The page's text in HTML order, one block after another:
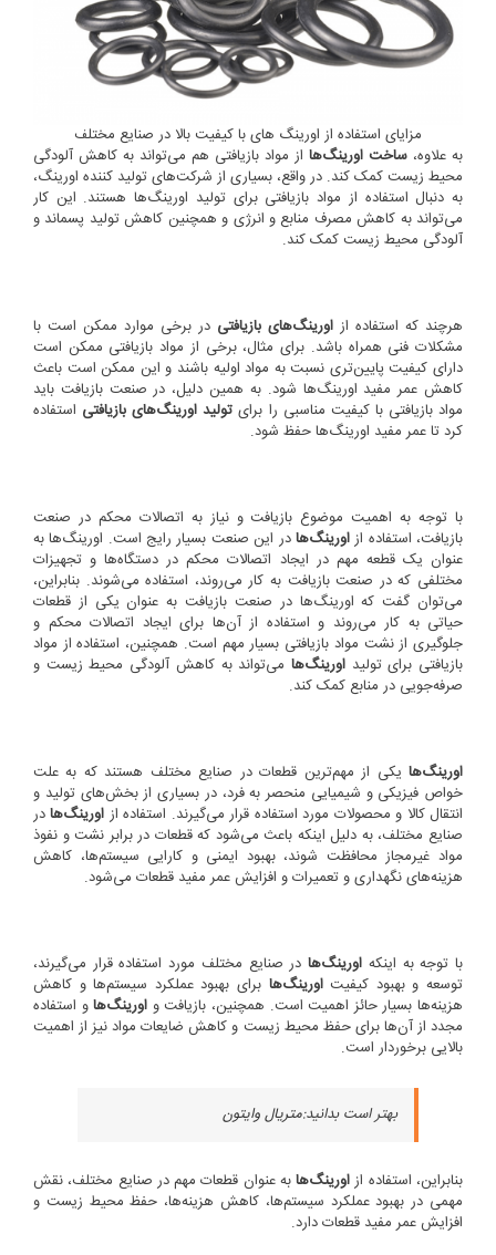
مزایای استفاده از اورینگ های با کیفیت بالا در صنایع مختلف
به علاوه، ساخت اورینگ‌ها از مواد بازیافتی هم می‌تواند به کاهش آلودگی
محیط زیست کمک کند. در واقع، بسیاری از شرکت‌های تولید کننده اورینگ،
به دنبال استفاده از مواد بازیافتی برای تولید اورینگ‌ها هستند. این کار
می‌تواند به کاهش مصرف منابع و انرژی و همچنین کاهش تولید پسماند و
آلودگی محیط زیست کمک کند.
هرچند که استفاده از اورینگ‌های بازیافتی در برخی موارد ممکن است با
مشکلات فنی همراه باشد. برای مثال، برخی از مواد بازیافتی ممکن است
دارای کیفیت پایین‌تری نسبت به مواد اولیه باشند و این ممکن است باعث
کاهش عمر مفید اورینگ‌ها شود. به همین دلیل، در صنعت بازیافت باید
مواد بازیافتی با کیفیت مناسبی را برای تولید اورینگ‌های بازیافتی استفاده
کرد تا عمر مفید اورینگ‌ها حفظ شود.
با توجه به اهمیت موضوع بازیافت و نیاز به اتصالات محکم در صنعت
بازیافت، استفاده ازاورینگ‌هادر این صنعت بسیار رایج است. اورینگ‌ها به
عنوان یک قطعه مهم در ایجاد اتصالات محکم در دستگاه‌ها و تجهیزات
مختلفی که در صنعت بازیافت به کار می‌روند، استفاده می‌شوند. بنابراین،
می‌توان گفت که اورینگ‌ها در صنعت بازیافت به عنوان یکی از قطعات
حیاتی به کار می‌روند و استفاده از آن‌ها برای ایجاد اتصالات محکم و
جلوگیری از نشت مواد بازیافتی بسیار مهم است. همچنین، استفاده از مواد
بازیافتی برای تولیداورینگ‌ها می‌تواند به کاهش آلودگی محیط زیست و
صرفه‌جویی در منابع کمک کند.
اورینگ‌ها یکی از مهم‌ترین قطعات در صنایع مختلف هستند که به علت
خواص فیزیکی و شیمیایی منحصر به فرد، در بسیاری از بخش‌های تولید و
انتقال کالا و محصولات مورد استفاده قرار می‌گیرند. استفاده از اورینگ‌هادر
صنایع مختلف، به دلیل اینکه باعث می‌شود که قطعات در برابر نشت و نفوذ
مواد غیرمجاز محافظت شوند، بهبود ایمنی و کارایی سیستم‌ها، کاهش
هزینه‌های نگهداری و تعمیرات و افزایش عمر مفید قطعات می‌شود.
با توجه به اینکه اورینگ‌ها در صنایع مختلف مورد استفاده قرار می‌گیرند،
توسعه و بهبود کیفیتاورینگ‌ها برای بهبود عملکرد سیستم‌ها و کاهش
هزینه‌ها بسیار حائز اهمیت است. همچنین، بازیافت و اورینگ‌هاو استفاده
مجدد از آن‌ها برای حفظ محیط زیست و کاهش ضایعات مواد نیز از اهمیت
بالایی برخوردار است.
بهتر است بدانید:متریال وایتون
بنابراین، استفاده ازاورینگ‌هابه عنوان قطعات مهم در صنایع مختلف، نقش
مهمی در بهبود عملکرد سیستم‌ها، کاهش هزینه‌ها، حفظ محیط زیست و
افزایش عمر مفید قطعات دارد.